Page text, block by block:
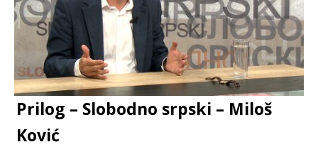
Prilog – Slobodno srpski – Miloš
Ković